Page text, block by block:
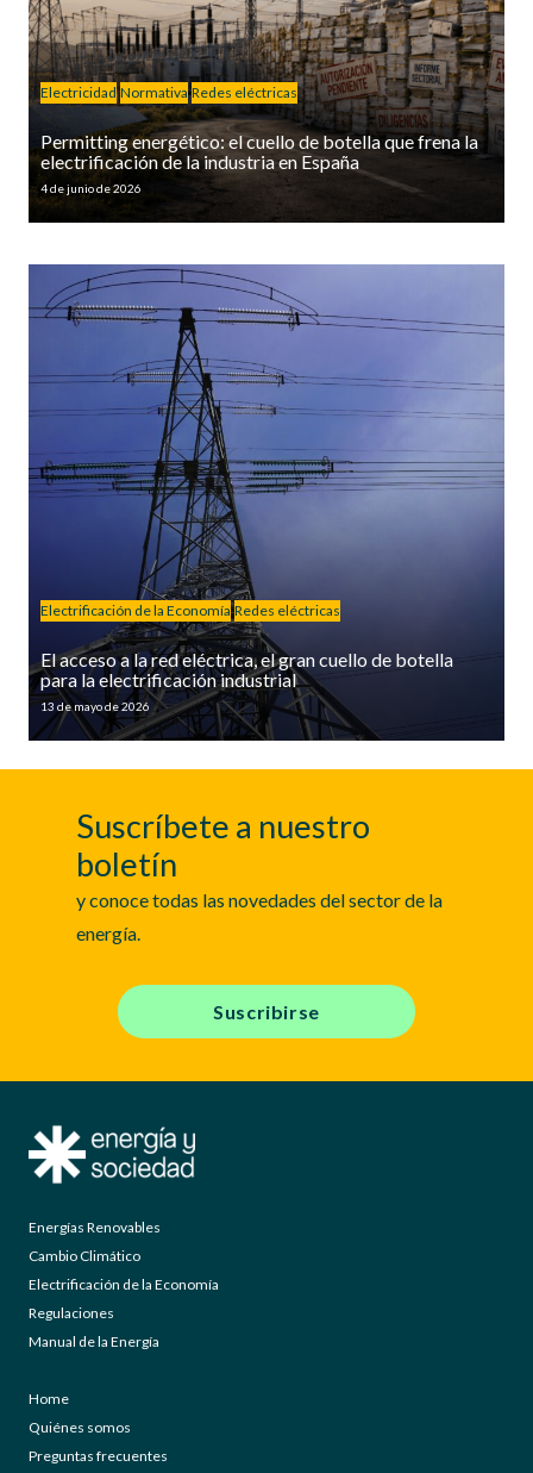
Electricidad Normativa Redes eléctricas
Permitting energético: el cuello de botella que frena la
electrificación de la industria en España
4 de junio de 2026
Electrificación de la Economía Redes eléctricas
El acceso a la red eléctrica, el gran cuello de botella
para la electrificación industrial
13 de mayo de 2026
Suscríbete a nuestro
boletín
y conoce todas las novedades del sector de la
energía.
Suscribirse
Energías Renovables
Cambio Climático
Electrificación de la Economía
Regulaciones
Manual de la Energía
Home
Quiénes somos
Preguntas frecuentes